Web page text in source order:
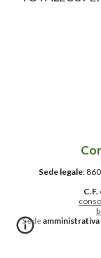
Sede legale:
Sede